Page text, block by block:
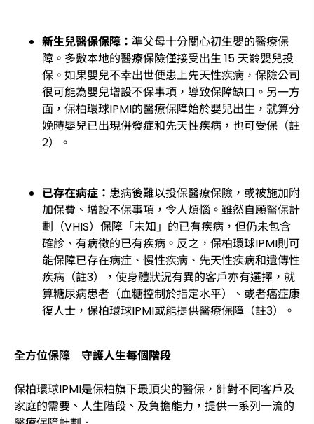
新生兒醫保保障： 準父母十分關心初生嬰的醫療保
障。多數本地的醫療保險僅接受出生 15 天齡嬰兒投
保。如果嬰兒不幸出世便患上先天性疾病，保險公司
很可能為嬰兒增設不保事項，導致保障缺口。另一方
面，保柏環球IPMI的醫療保障始於嬰兒出生，就算分
娩時嬰兒已出現併發症和先天性疾病，也可受保（註
2）。
已存在病症： 患病後難以投保醫療保險，或被施加附
加保費、增設不保事項，令人煩惱。雖然自願醫保計
劃（VHIS）保障「未知」的已有疾病，但仍未包含
確診、有病徵的已有疾病。反之，保柏環球IPMI則可
能保障已存在病症、慢性疾病、先天性疾病和遺傳性
疾病（註3），使身體狀況有異的客戶亦有選擇，就
算糖尿病患者（血糖控制於指定水平）、或者癌症康
復人士，保柏環球IPMI或能提供醫療保障（註3）。
全方位保障 守護人生每個階段
保柏環球IPMI是保柏旗下最頂尖的醫保，針對不同客戶及
家庭的需要、人生階段、及負擔能力，提供一系列一流的